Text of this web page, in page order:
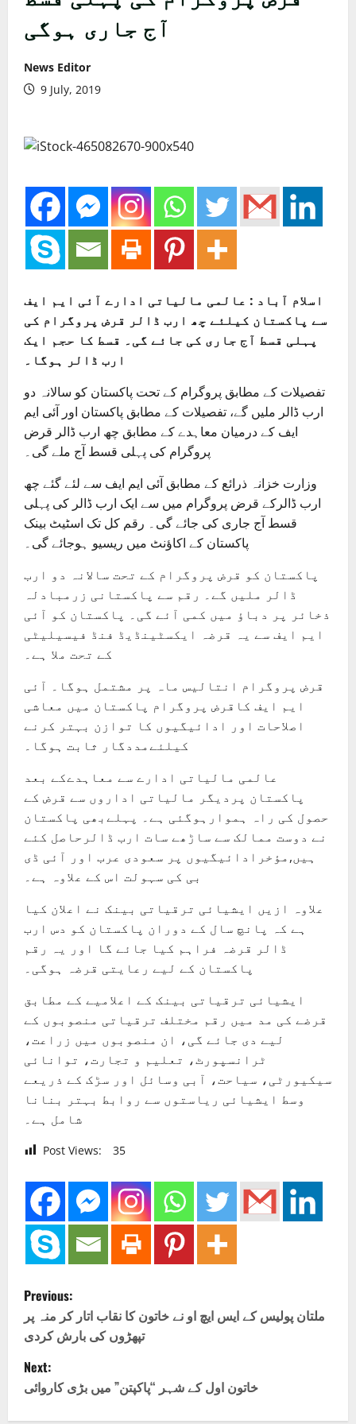
آج جاری ہوگی
News Editor
9 July, 2019
اسلام آباد : عالمی مالیاتی ادارے آئی ایم ایف
سے پاکستان کیلئے چھ ارب ڈالر قرض پروگرام کی
پہلی قسط آج جاری کی جائے گی۔ قسط کا حجم ایک
ارب ڈالر ہوگا۔
تفصیلات کے مطابق پروگرام کے تحت پاکستان کو سالانہ دو
ارب ڈالر ملیں گے، تفصیلات کے مطابق پاکستان اور آئی ایم
ایف کے درمیان معاہدے کے مطابق چھ ارب ڈالر قرض
پروگرام کی پہلی قسط آج ملے گی۔
وزارت خزانہ ذرائع کے مطابق آئی ایم ایف سے لئے گئے چھ
ارب ڈالرکے قرض پروگرام میں سے ایک ارب ڈالر کی پہلی
قسط آج جاری کی جائے گی۔ رقم کل تک اسٹیٹ بینک
پاکستان کے اکاؤنٹ میں ریسیو ہوجائے گی۔
پاکستان کو قرض پروگرام کے تحت سالانہ دو ارب
ڈالر ملیں گے۔ رقم سے پاکستانی زرمبادلہ
ذخائر پر دباؤ میں کمی آئے گی۔ پاکستان کو آئی
ایم ایف سے یہ قرضہ ایکسٹینڈیڈ فنڈ فیسیلیٹی
کے تحت ملا ہے۔
قرض پروگرام انتالیس ماہ پر مشتمل ہوگا۔ آئی
ایم ایف کاقرض پروگرام پاکستان میں معاشی
اصلاحات اور ادائیگیوں کا توازن بہتر کرنے
کیلئےمددگار ثابت ہوگا۔
عالمی مالیاتی ادارے سے معاہدےکے بعد
پاکستان پردیگر مالیاتی اداروں سے قرض کے
حصول کی راہ ہموارہوگئی ہے۔ پہلےبھی پاکستان
نے دوست ممالک سے ساڑھے سات ارب ڈالرحاصل کئے
ہیں,مؤخرادائیگیوں پر سعودی عرب اور آئی ڈی
بی کی سہولت اس کے علاوہ ہے۔
علاوہ ازیں ایشیائی ترقیاتی بینک نے اعلان کیا
ہے کہ پانچ سال کے دوران پاکستان کو دس ارب
ڈالر قرضہ فراہم کیا جائے گا اور یہ رقم
پاکستان کے لیے رعایتی قرضہ ہوگی۔
ایشیائی ترقیاتی بینک کے اعلامیے کے مطابق
قرضے کی مد میں رقم مختلف ترقیاتی منصوبوں کے
لیے دی جائے گی، ان منصوبوں میں زراعت،
ٹرانسپورٹ، تعلیم و تجارت، توانائی
سیکیورٹی، سیاحت، آبی وسائل اور سڑک کے ذریعے
وسط ایشیائی ریاستوں سے روابط بہتر بنانا
شامل ہے۔
Post Views: 35
P
o
s
t
Previous:
ملتان پولیس کے ایس ایچ او نے خاتون کا نقاب اتار کر منہ پر
تپھڑوں کی بارش کردی
Next:
خاتون اول کے شہر “پاکپتن” میں بڑی کاروائی